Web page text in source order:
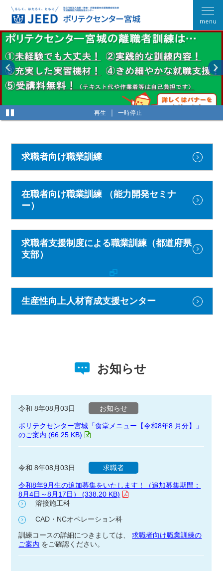
再生 一時停止
求職者向け職業訓練
在職者向け職業訓練（能力開発セミナ
ー）
求職者支援制度による職業訓練（都道府県
支部）
生産性向上人材育成支援センター
お知らせ
令和 8年08月03日 お知らせ
ポリテクセンター宮城「食堂メニュー【令和8年8 月分】」
のご案内 (66.25 KB)
令和 8年08月03日 求職者
令和8年9月生の追加募集をいたします！（追加募集期間：
8月4日～8月17日） (338.20 KB)
溶接施工科
CAD・NCオペレーション科
訓練コースの詳細につきましては、
求職者向け職業訓練の
ご案内 をご確認ください。